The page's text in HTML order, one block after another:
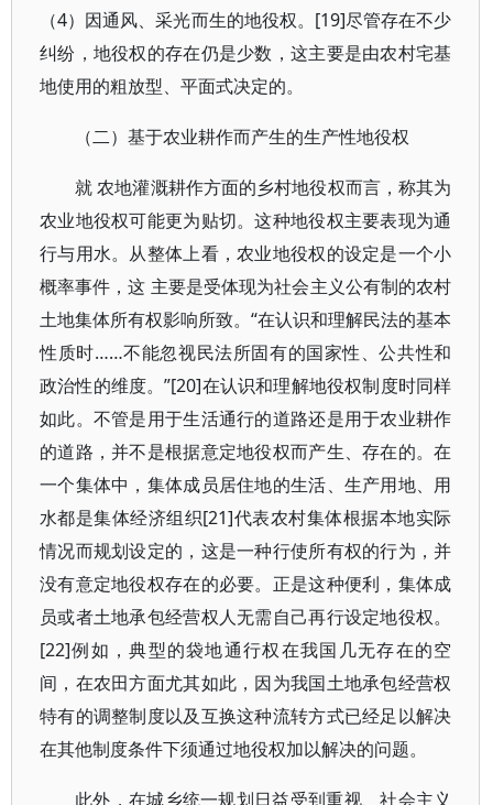
（4）因通风、采光而生的地役权。[19]尽管存在不少
纠纷，地役权的存在仍是少数，这主要是由农村宅基
地使用的粗放型、平面式决定的。
（二）基于农业耕作而产生的生产性地役权
就 农地灌溉耕作方面的乡村地役权而言，称其为
农业地役权可能更为贴切。这种地役权主要表现为通
行与用水。从整体上看，农业地役权的设定是一个小
概率事件，这 主要是受体现为社会主义公有制的农村
土地集体所有权影响所致。“在认识和理解民法的基本
性质时……不能忽视民法所固有的国家性、公共性和
政治性的维度。”[20]在认识和理解地役权制度时同样
如此。不管是用于生活通行的道路还是用于农业耕作
的道路，并不是根据意定地役权而产生、存在的。在
一个集体中，集体成员居住地的生活、生产用地、用
水都是集体经济组织[21]代表农村集体根据本地实际
情况而规划设定的，这是一种行使所有权的行为，并
没有意定地役权存在的必要。正是这种便利，集体成
员或者土地承包经营权人无需自己再行设定地役权。
[22]例如，典型的袋地通行权在我国几无存在的空
间，在农田方面尤其如此，因为我国土地承包经营权
特有的调整制度以及互换这种流转方式已经足以解决
在其他制度条件下须通过地役权加以解决的问题。
此外，在城乡统一规划日益受到重视、社会主义